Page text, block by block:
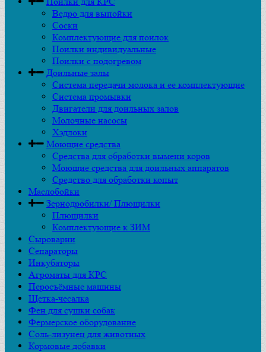
Ведро для выпойки
Соски
Комплектующие для поилок
Поилки индивидуальные
Поилки с подогревом
Доильные залы
Система передачи молока и ее комплектующие
Система промывки
Двигатели для доильных залов
Молочные насосы
Хэдлоки
Моющие средства
Средства для обработки вымени коров
Моющие средства для доильных аппаратов
Средство для обработки копыт
Маслобойки
Зернодробилки/ Плющилки
Плющилки
Комплектующие к ЗИМ
Сыроварни
Сепараторы
Инкубаторы
Агроматы для КРС
Перосъёмные машины
Щетка-чесалка
Фен для сушки собак
Фермерское оборудование
Соль-лизунец для животных
Кормовые добавки